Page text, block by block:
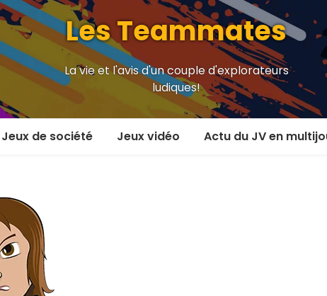
Les Teammates
La vie et l'avis d'un couple d'explorateurs
ludiques!
Jeux de société
2 joueurs
2 joueurs et plus
En coop’
Jeux vidéo Actu du JV en